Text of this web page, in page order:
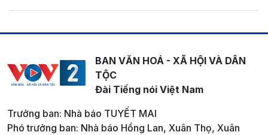
BAN VĂN HOÁ - XÃ HỘI VÀ DÂN
TỘC
Đài Tiếng nói Việt Nam
Trưởng ban: Nhà báo TUYẾT MAI
Phó trưởng ban: Nhà báo Hồng Lan, Xuân Thọ, Xuân